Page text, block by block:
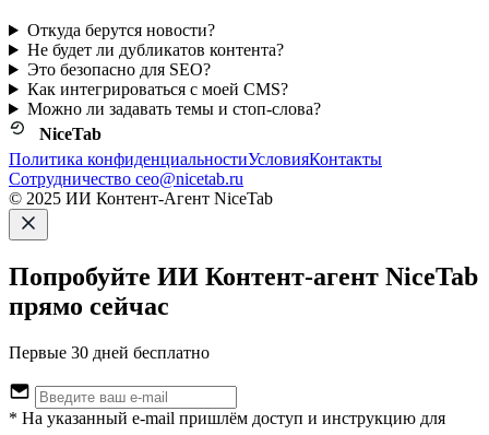
Откуда берутся новости?
Не будет ли дубликатов контента?
Это безопасно для SEO?
Как интегрироваться с моей CMS?
Можно ли задавать темы и стоп‑слова?
NiceTab
Политика конфиденциальностиУсловияКонтакты
Сотрудничество ceo@nicetab.ru
© 2025 ИИ Контент-Агент NiceTab
Попробуйте ИИ Контент-агент NiceTab
прямо сейчас
Первые 30 дней бесплатно
* На указанный e-mail пришлём доступ и инструкцию для